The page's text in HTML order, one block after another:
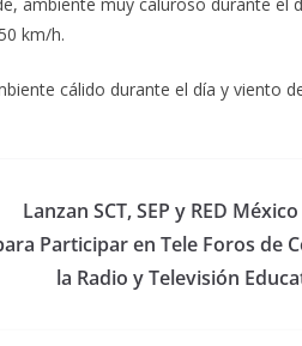
km/h.
cálido durante el día y viento
Lanzan SCT, SEP y RED
Participar en Tele Foros de
la Radio y Televisión